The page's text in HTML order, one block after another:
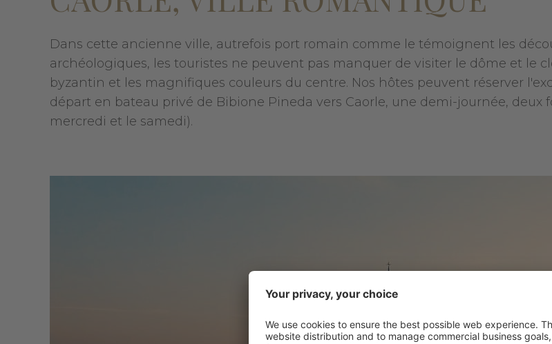
Dans cette ancienne ville, autrefois port romain comme le témoignent les
archéologiques, les touristes ne peuvent pas manquer de visiter le dôme et le
byzantin et les magnifiques couleurs du centre. Nos hôtes peuvent réserver
départ en bateau privé de Bibione Pineda vers Caorle, une demi-journée, deux
mercredi et le samedi).